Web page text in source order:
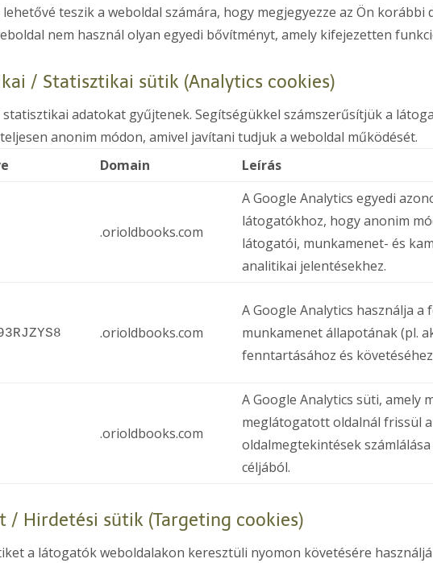
lehetővé teszik a weboldal számára, hogy megjegyezze az Ön
nem használ olyan egyedi bővítményt, amely kifejezetten
/ Statisztikai sütik (Analytics cookies)
statisztikai adatokat gyűjtenek. Segítségükkel számszerűsítjük a
anonim módon, amivel javítani tudjuk a weboldal működését.
Domain Leírás
.orioldbooks.com
A Google Analytics egyedi
látogatókhoz, hogy anonim
látogatói, munkamenet- és
analitikai jelentésekhez.
.orioldbooks.com
A Google Analytics használja a
munkamenet állapotának (pl.
fenntartásához és
.orioldbooks.com
A Google Analytics süti, amely
meglátogatott oldalnál frissül
oldalmegtekintések
céljából.
/ Hirdetési sütik (Targeting cookies)
a látogatók weboldalakon keresztüli nyomon követésére